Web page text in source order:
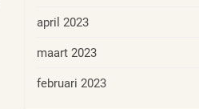
april 2023
maart 2023
februari 2023